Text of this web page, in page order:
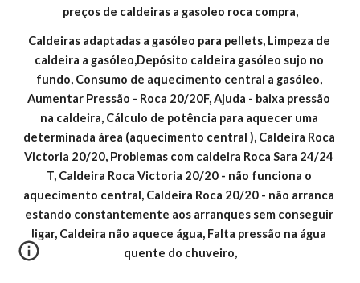
preços de caldeiras a gasoleo roca compra,
Caldeiras adaptadas a gasóleo para pellets, Limpeza de
caldeira a gasóleo,Depósito caldeira gasóleo sujo no
fundo, Consumo de aquecimento central a gasóleo,
Aumentar Pressão - Roca 20/20F, Ajuda - baixa pressão
na caldeira, Cálculo de potência para aquecer uma
determinada área (aquecimento central ), Caldeira Roca
Victoria 20/20, Problemas com caldeira Roca Sara 24/24
T, Caldeira Roca Victoria 20/20 - não funciona o
aquecimento central, Caldeira Roca 20/20 - não arranca
estando constantemente aos arranques sem conseguir
ligar, Caldeira não aquece água, Falta pressão na água
quente do chuveiro,